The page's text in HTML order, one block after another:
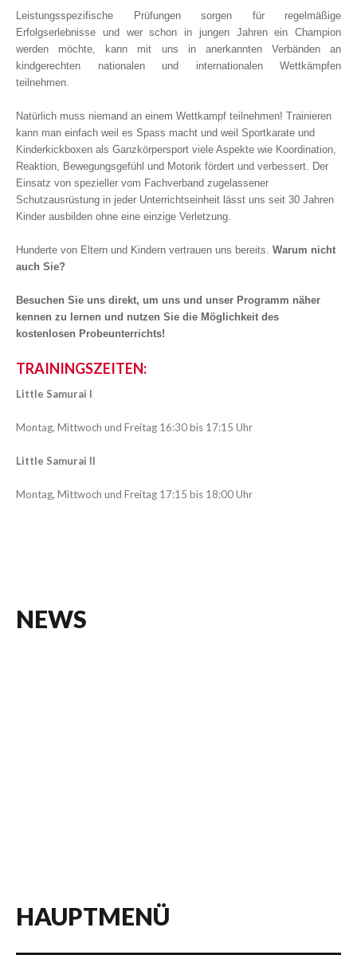
Leistungsspezifische Prüfungen sorgen für regelmäßige
Erfolgserlebnisse und wer schon in jungen Jahren ein Champion
werden möchte, kann mit uns in anerkannten Verbänden an
kindgerechten nationalen und internationalen Wettkämpfen
teilnehmen.
Natürlich muss niemand an einem Wettkampf teilnehmen! Trainieren
kann man einfach weil es Spass macht und weil Sportkarate und
Kinderkickboxen als Ganzkörpersport viele Aspekte wie Koordination,
Reaktion, Bewegungsgefühl und Motorik fördert und verbessert. Der
Einsatz von spezieller vom Fachverband zugelassener
Schutzausrüstung in jeder Unterrichtseinheit lässt uns seit 30 Jahren
Kinder ausbilden ohne eine einzige Verletzung.
Hunderte von Eltern und Kindern vertrauen uns bereits. Warum nicht
auch Sie?
Besuchen Sie uns direkt, um uns und unser Programm näher
kennen zu lernen und nutzen Sie die Möglichkeit des
kostenlosen Probeunterrichts!
TRAININGSZEITEN:
Little Samurai I
Montag, Mittwoch und Freitag 16:30 bis 17:15 Uhr
Little Samurai II
Montag, Mittwoch und Freitag 17:15 bis 18:00 Uhr
NEWS
HAUPTMENÜ